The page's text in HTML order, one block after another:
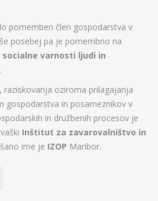
pomemben člen gospodarstva v
posebej pa je pomembno na
varnosti ljudi in
.
oziroma prilagajanja
gospodarstva in posameznikov v
in družbenih procesov je
Inštitut za zavarovalništvo in
ime je IZOP Maribor.